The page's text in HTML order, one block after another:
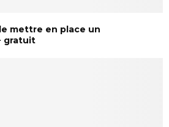
mettre en place un
gratuit